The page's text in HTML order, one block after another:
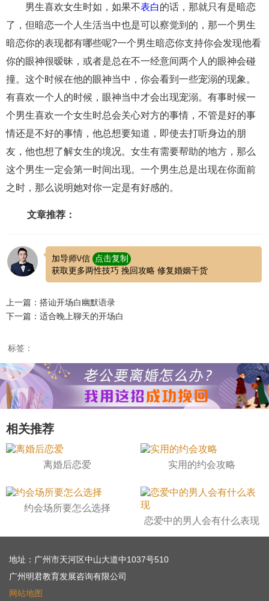
男生喜欢女生时如，如果不表白的话，那就只有是暗恋
了，但暗恋一个人生活当中也是可以察觉到的，那一个男生
暗恋你的表现都有哪些呢?一个男生暗恋你支持你会发现他看
你的眼神很暧昧，或者是总在不一经意间两个人的眼神会碰
撞。这个时候在他的眼神当中，你会看到一些宠溺的现象。
有喜欢一个人的时候，眼神当中才会出现宠溺。有事时候一
个男生喜欢一个女生时总会关心对方的事情，不管是好的事
情还是不好的事情，他总想要知道，即使去打听身边的朋
友，他也想了解女生的境况。女生有需要帮助的地方，那么
这个男生一定会第一时间出现。一个男生总是出现在你面前
之时，那么说明她对你一定是有好感的。
文章推荐：
加导师\/信
点击复制
获取更多两性技巧 挽回攻略 修复婚姻干货
上一篇：搭讪开场白幽默语录
下一篇：适合晚上聊天的开场白
标签：
相关推荐
离婚后恋爱 实用的约会攻略
约会场所要怎么选择
恋爱中的男人会有什么表现
地址：广州市天河区中山大道中1037号510
广州明君教育发展咨询有限公司
网站地图